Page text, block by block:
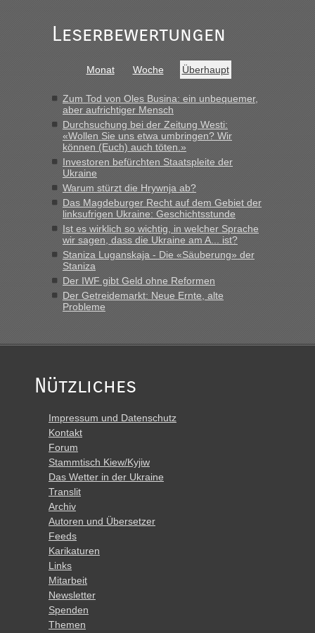
Leserbewertungen
Monat Woche Überhaupt
Zum Tod von Oles Busina: ein unbequemer,
aber aufrichtiger Mensch
Durchsuchung bei der Zeitung Westi:
«Wollen Sie uns etwa umbringen? Wir
können (Euch) auch töten.»
Investoren befürchten Staatspleite der
Ukraine
Warum stürzt die Hrywnja ab?
Das Magdeburger Recht auf dem Gebiet der
linksufrigen Ukraine: Geschichtsstunde
Ist es wirklich so wichtig, in welcher Sprache
wir sagen, dass die Ukraine am A... ist?
Staniza Luganskaja - Die «Säuberung» der
Staniza
Der IWF gibt Geld ohne Reformen
Der Getreidemarkt: Neue Ernte, alte
Probleme
Nützliches
Impressum und Datenschutz
Kontakt
Forum
Stammtisch Kiew/Kyjiw
Das Wetter in der Ukraine
Translit
Archiv
Autoren und Übersetzer
Feeds
Karikaturen
Links
Mitarbeit
Newsletter
Spenden
Themen